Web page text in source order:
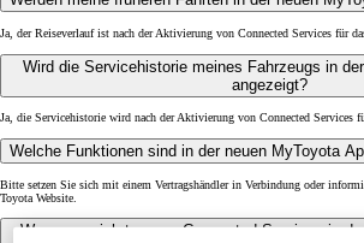
Ja, der Reiseverlauf ist nach der Aktivierung von Connected Services für
Wird die Servicehistorie meines Fahrzeugs in
angezeigt?
Ja, die Servicehistorie wird nach der Aktivierung von Connected Services
Welche Funktionen sind in der neuen MyToyota
Bitte setzen Sie sich mit einem Vertragshändler in Verbindung oder
Toyota Website.
Was muss ich tun, um Connected Services in